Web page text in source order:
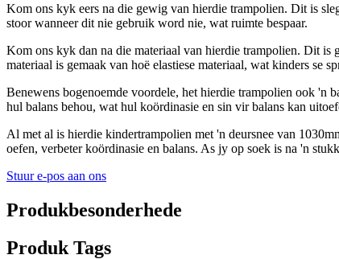
Kom ons kyk eers na die gewig van hierdie trampolien. Dit is
stoor wanneer dit nie gebruik word nie, wat ruimte bespaar.
Kom ons kyk dan na die materiaal van hierdie trampolien. Dit is
materiaal is gemaak van hoë elastiese materiaal, wat kinders se
Benewens bogenoemde voordele, het hierdie trampolien ook 'n
hul balans behou, wat hul koördinasie en sin vir balans kan
Al met al is hierdie kindertrampolien met 'n deursnee van
oefen, verbeter koördinasie en balans. As jy op soek is na 'n
Stuur e-pos aan ons
Produkbesonderhede
Produk Tags